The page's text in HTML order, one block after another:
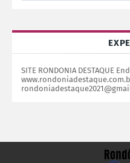
SITE RONDONIA DESTAQUE